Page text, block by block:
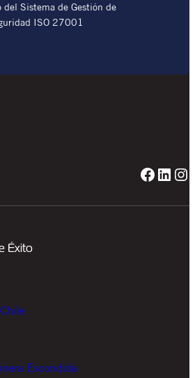
Sistema de Gestión de
ISO 27001
Facebook LinkedIn Instagram
Éxito
Escondida